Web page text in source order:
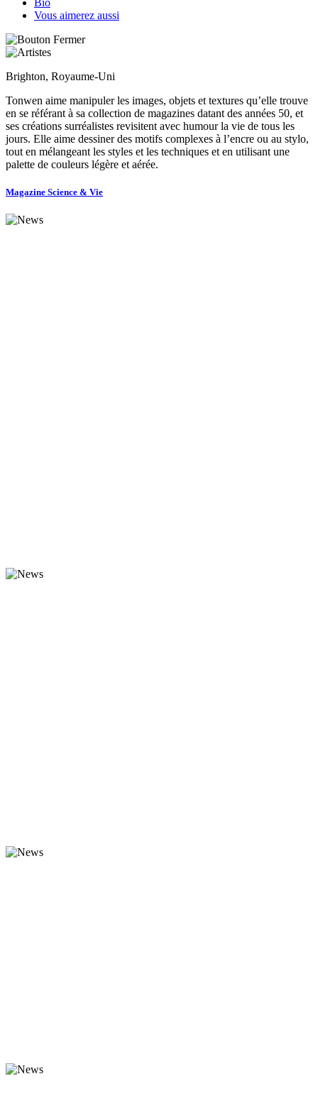
Vous aimerez aussi
Brighton, Royaume-Uni
Tonwen aime manipuler les images, objets et textures qu’elle trouve
en se référant à sa collection de magazines datant des années 50, et
ses créations surréalistes revisitent avec humour la vie de tous les
jours. Elle aime dessiner des motifs complexes à l’encre ou au stylo,
tout en mélangeant les styles et les techniques et en utilisant une
palette de couleurs légère et aérée.
Magazine Science & Vie